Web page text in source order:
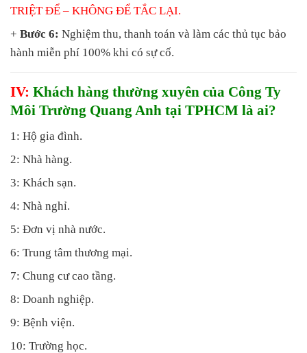
TRIỆT ĐỂ – KHÔNG ĐỂ TẮC LẠI.
+ Bước 6: Nghiệm thu, thanh toán và làm các thủ tục bảo
hành miễn phí 100% khi có sự cố.
IV: Khách hàng thường xuyên của Công Ty
Môi Trường Quang Anh tại TPHCM là ai?
1: Hộ gia đình.
2: Nhà hàng.
3: Khách sạn.
4: Nhà nghỉ.
5: Đơn vị nhà nước.
6: Trung tâm thương mại.
7: Chung cư cao tầng.
8: Doanh nghiệp.
9: Bệnh viện.
10: Trường học.